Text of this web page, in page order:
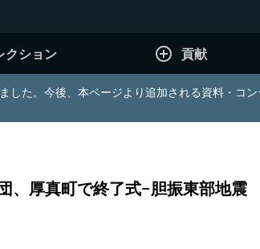
クション add_circle_outline 貢献
した。今後、本ページより追加される資料・コ
、厚真町で終了式−胆振東部地震